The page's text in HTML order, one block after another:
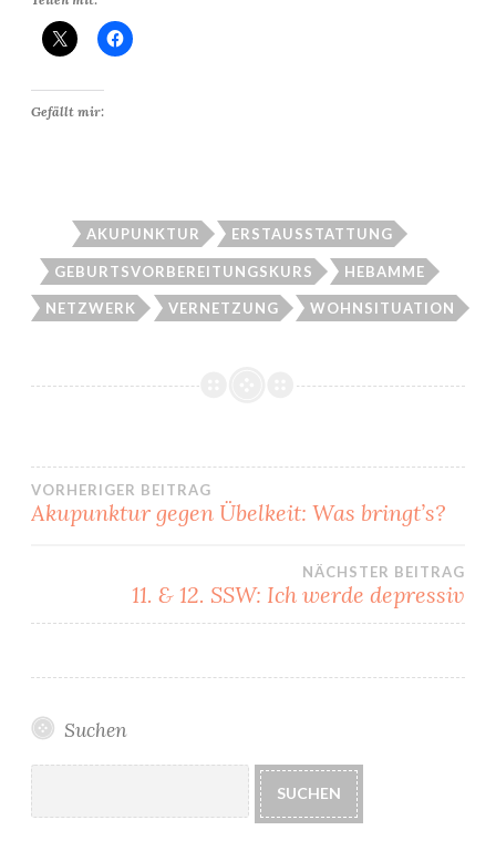
Gefällt mir:
AKUPUNKTUR ERSTAUSSTATTUNG
GEBURTSVORBEREITUNGSKURS HEBAMME
NETZWERK VERNETZUNG WOHNSITUATION
Beitragsnavigation
VORHERIGER BEITRAG
Akupunktur gegen Übelkeit: Was bringt’s?
NÄCHSTER BEITRAG
11. & 12. SSW: Ich werde depressiv
Suchen
SUCHEN